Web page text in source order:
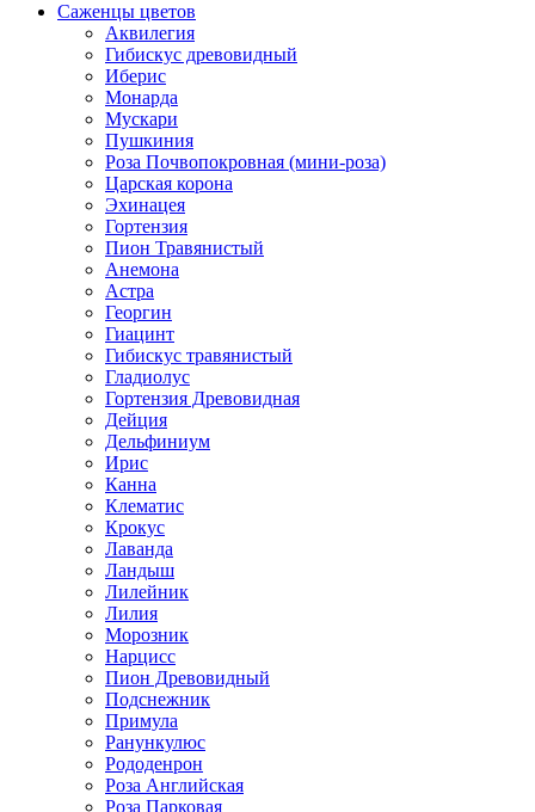
Саженцы цветов
Аквилегия
Гибискус древовидный
Иберис
Монарда
Мускари
Пушкиния
Роза Почвопокровная (мини-роза)
Царская корона
Эхинацея
Гортензия
Пион Травянистый
Анемона
Астра
Георгин
Гиацинт
Гибискус травянистый
Гладиолус
Гортензия Древовидная
Дейция
Дельфиниум
Ирис
Канна
Клематис
Крокус
Лаванда
Ландыш
Лилейник
Лилия
Морозник
Нарцисс
Пион Древовидный
Подснежник
Примула
Ранункулюс
Рододенрон
Роза Английская
Роза Парковая